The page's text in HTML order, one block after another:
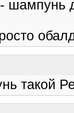
-
такой